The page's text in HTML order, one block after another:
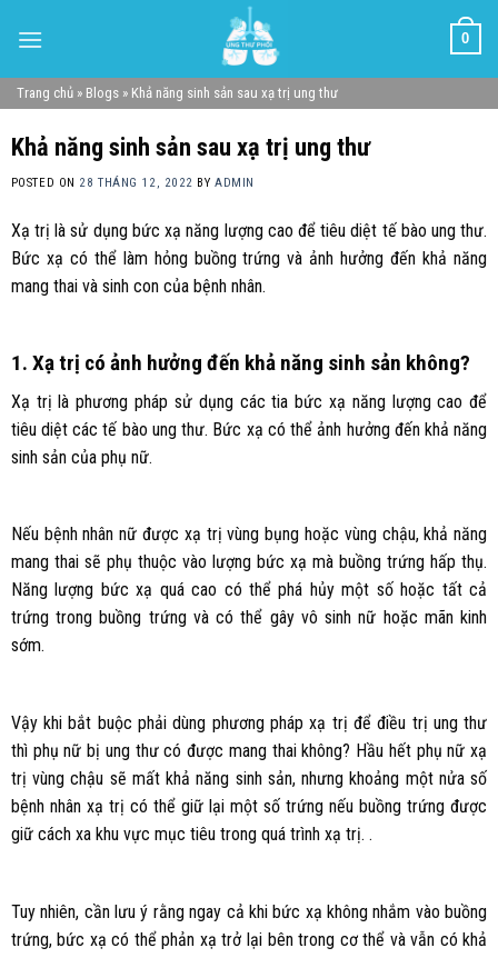
0
Trang chủ » Blogs » Khả năng sinh sản sau xạ trị ung thư
Khả năng sinh sản sau xạ trị ung thư
POSTED ON 28 THÁNG 12, 2022 BYADMIN
Xạ trị là sử dụng bức xạ năng lượng cao để tiêu diệt tế bào ung thư.
Bức xạ có thể làm hỏng buồng trứng và ảnh hưởng đến khả năng
mang thai và sinh con của bệnh nhân.
1. Xạ trị có ảnh hưởng đến khả năng sinh sản không?
Xạ trị là phương pháp sử dụng các tia bức xạ năng lượng cao để
tiêu diệt các tế bào ung thư. Bức xạ có thể ảnh hưởng đến khả năng
sinh sản của phụ nữ.
Nếu bệnh nhân nữ được xạ trị vùng bụng hoặc vùng chậu, khả năng
mang thai sẽ phụ thuộc vào lượng bức xạ mà buồng trứng hấp thụ.
Năng lượng bức xạ quá cao có thể phá hủy một số hoặc tất cả
trứng trong buồng trứng và có thể gây vô sinh nữ hoặc mãn kinh
sớm.
Vậy khi bắt buộc phải dùng phương pháp xạ trị để điều trị ung thư
thì phụ nữ bị ung thư có được mang thai không? Hầu hết phụ nữ xạ
trị vùng chậu sẽ mất khả năng sinh sản, nhưng khoảng một nửa số
bệnh nhân xạ trị có thể giữ lại một số trứng nếu buồng trứng được
giữ cách xa khu vực mục tiêu trong quá trình xạ trị. .
Tuy nhiên, cần lưu ý rằng ngay cả khi bức xạ không nhắm vào buồng
trứng, bức xạ có thể phản xạ trở lại bên trong cơ thể và vẫn có khả